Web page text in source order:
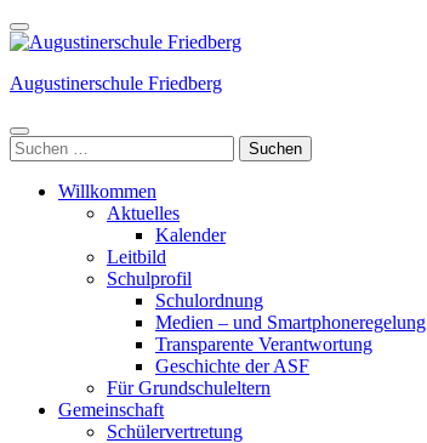
Weiter
zum
(Enter
Augustinerschule Friedberg
Suchen
nach:
Willkommen
Aktuelles
Kalender
Leitbild
Schulprofil
Schulordnung
Medien – und Smartphoneregelung
Transparente Verantwortung
Geschichte der ASF
Für Grundschuleltern
Gemeinschaft
Schülervertretung